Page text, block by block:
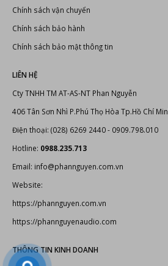
Thiết bị karaoke
CHÍNH SÁCH VÀ QUY ĐỊNH
Hướng dẫn thanh toán
Chính sách đổi trả sản phẩm
Chính sách vận chuyển
Chính sách bảo hành
Chính sách bảo mật thông tin
LIÊN HỆ
Cty TNHH TM AT-AS-NT Phan Nguyễn
406 Tân Sơn Nhì P.Phú Thọ Hòa Tp.Hồ Chí Minh
Điện thoại: (028) 6269 2440 - 0909.798.010
Hotline:0988.235.713
Email: info@phannguyen.com.vn
Website: